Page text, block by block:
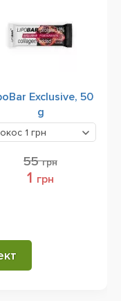
Exclusive, 50
g
1 грн
55грн
1 грн